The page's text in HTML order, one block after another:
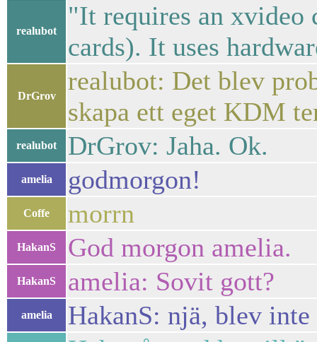
realubot
"It requires an xvideo
cards). It uses
DrGrov
realubot: Det blev
skapa ett eget KDM
realubot DrGrov: Jaha. Ok.
amelia godmorgon!
Coffe morrn
HakanS God morgon amelia.
HakanS amelia: Sovit gott?
amelia HakanS: njä, blev